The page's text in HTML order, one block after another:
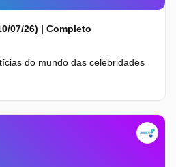
07/26) | Completo
do mundo das celebridades